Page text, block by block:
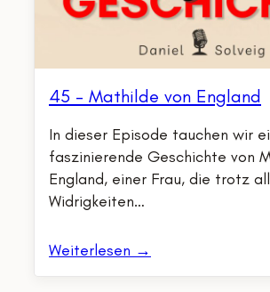
45 – Mathilde von England
In dieser Episode tauchen wir
faszinierende Geschichte von
England, einer Frau, die trotz
Widrigkeiten…
Weiterlesen →